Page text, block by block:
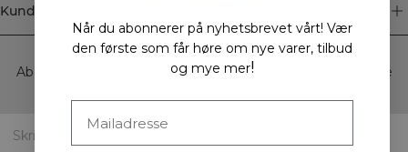
Kundeservice
Newsletter
Abonner på nyhetsbrevet vårt! Få eksklusive tilbud, de siste
Når du abonnerer på nyhetsbrevet vårt! Vær
den første som får høre om nye varer, tilbud
og mye mer!